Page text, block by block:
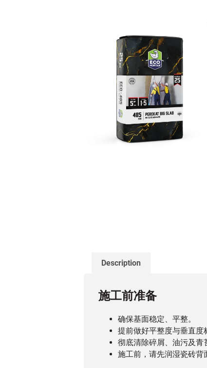
Description
施工前准备
确保基面稳定、平整。
提前做好平整度与垂直度
彻底清除碎屑、油污及青
施工前，请先润湿瓷砖背